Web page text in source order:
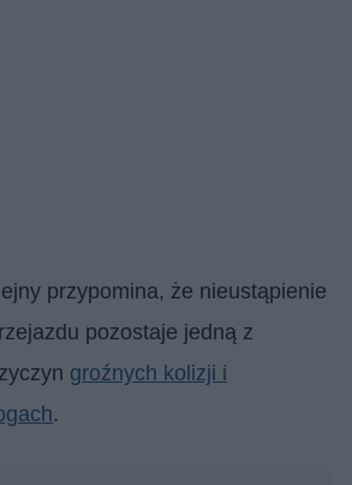
przypomina, że nieustąpienie
pozostaje jedną z
groźnych kolizji i
.